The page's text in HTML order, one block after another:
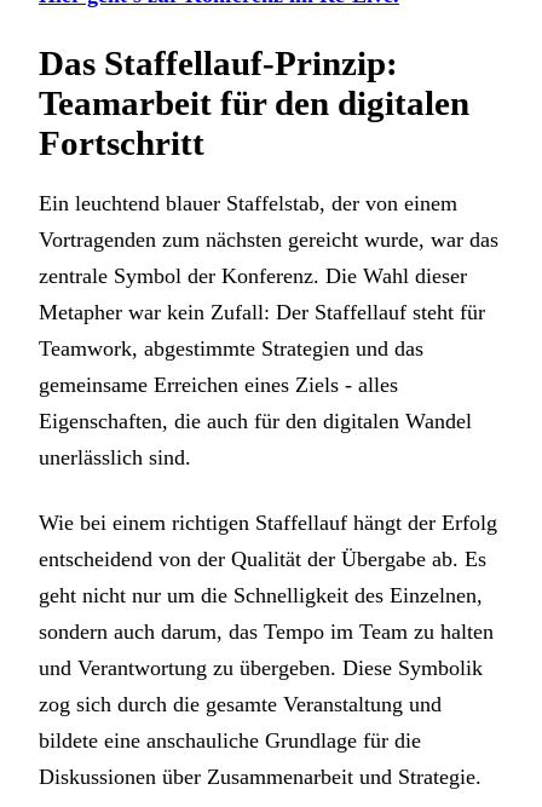
Das Staffellauf-Prinzip:
Teamarbeit für den digitalen
Fortschritt
Ein leuchtend blauer Staffelstab, der von einem
Vortragenden zum nächsten gereicht wurde, war das
zentrale Symbol der Konferenz. Die Wahl dieser
Metapher war kein Zufall: Der Staffellauf steht für
Teamwork, abgestimmte Strategien und das
gemeinsame Erreichen eines Ziels - alles
Eigenschaften, die auch für den digitalen Wandel
unerlässlich sind.
Wie bei einem richtigen Staffellauf hängt der Erfolg
entscheidend von der Qualität der Übergabe ab. Es
geht nicht nur um die Schnelligkeit des Einzelnen,
sondern auch darum, das Tempo im Team zu halten
und Verantwortung zu übergeben. Diese Symbolik
zog sich durch die gesamte Veranstaltung und
bildete eine anschauliche Grundlage für die
Diskussionen über Zusammenarbeit und Strategie.